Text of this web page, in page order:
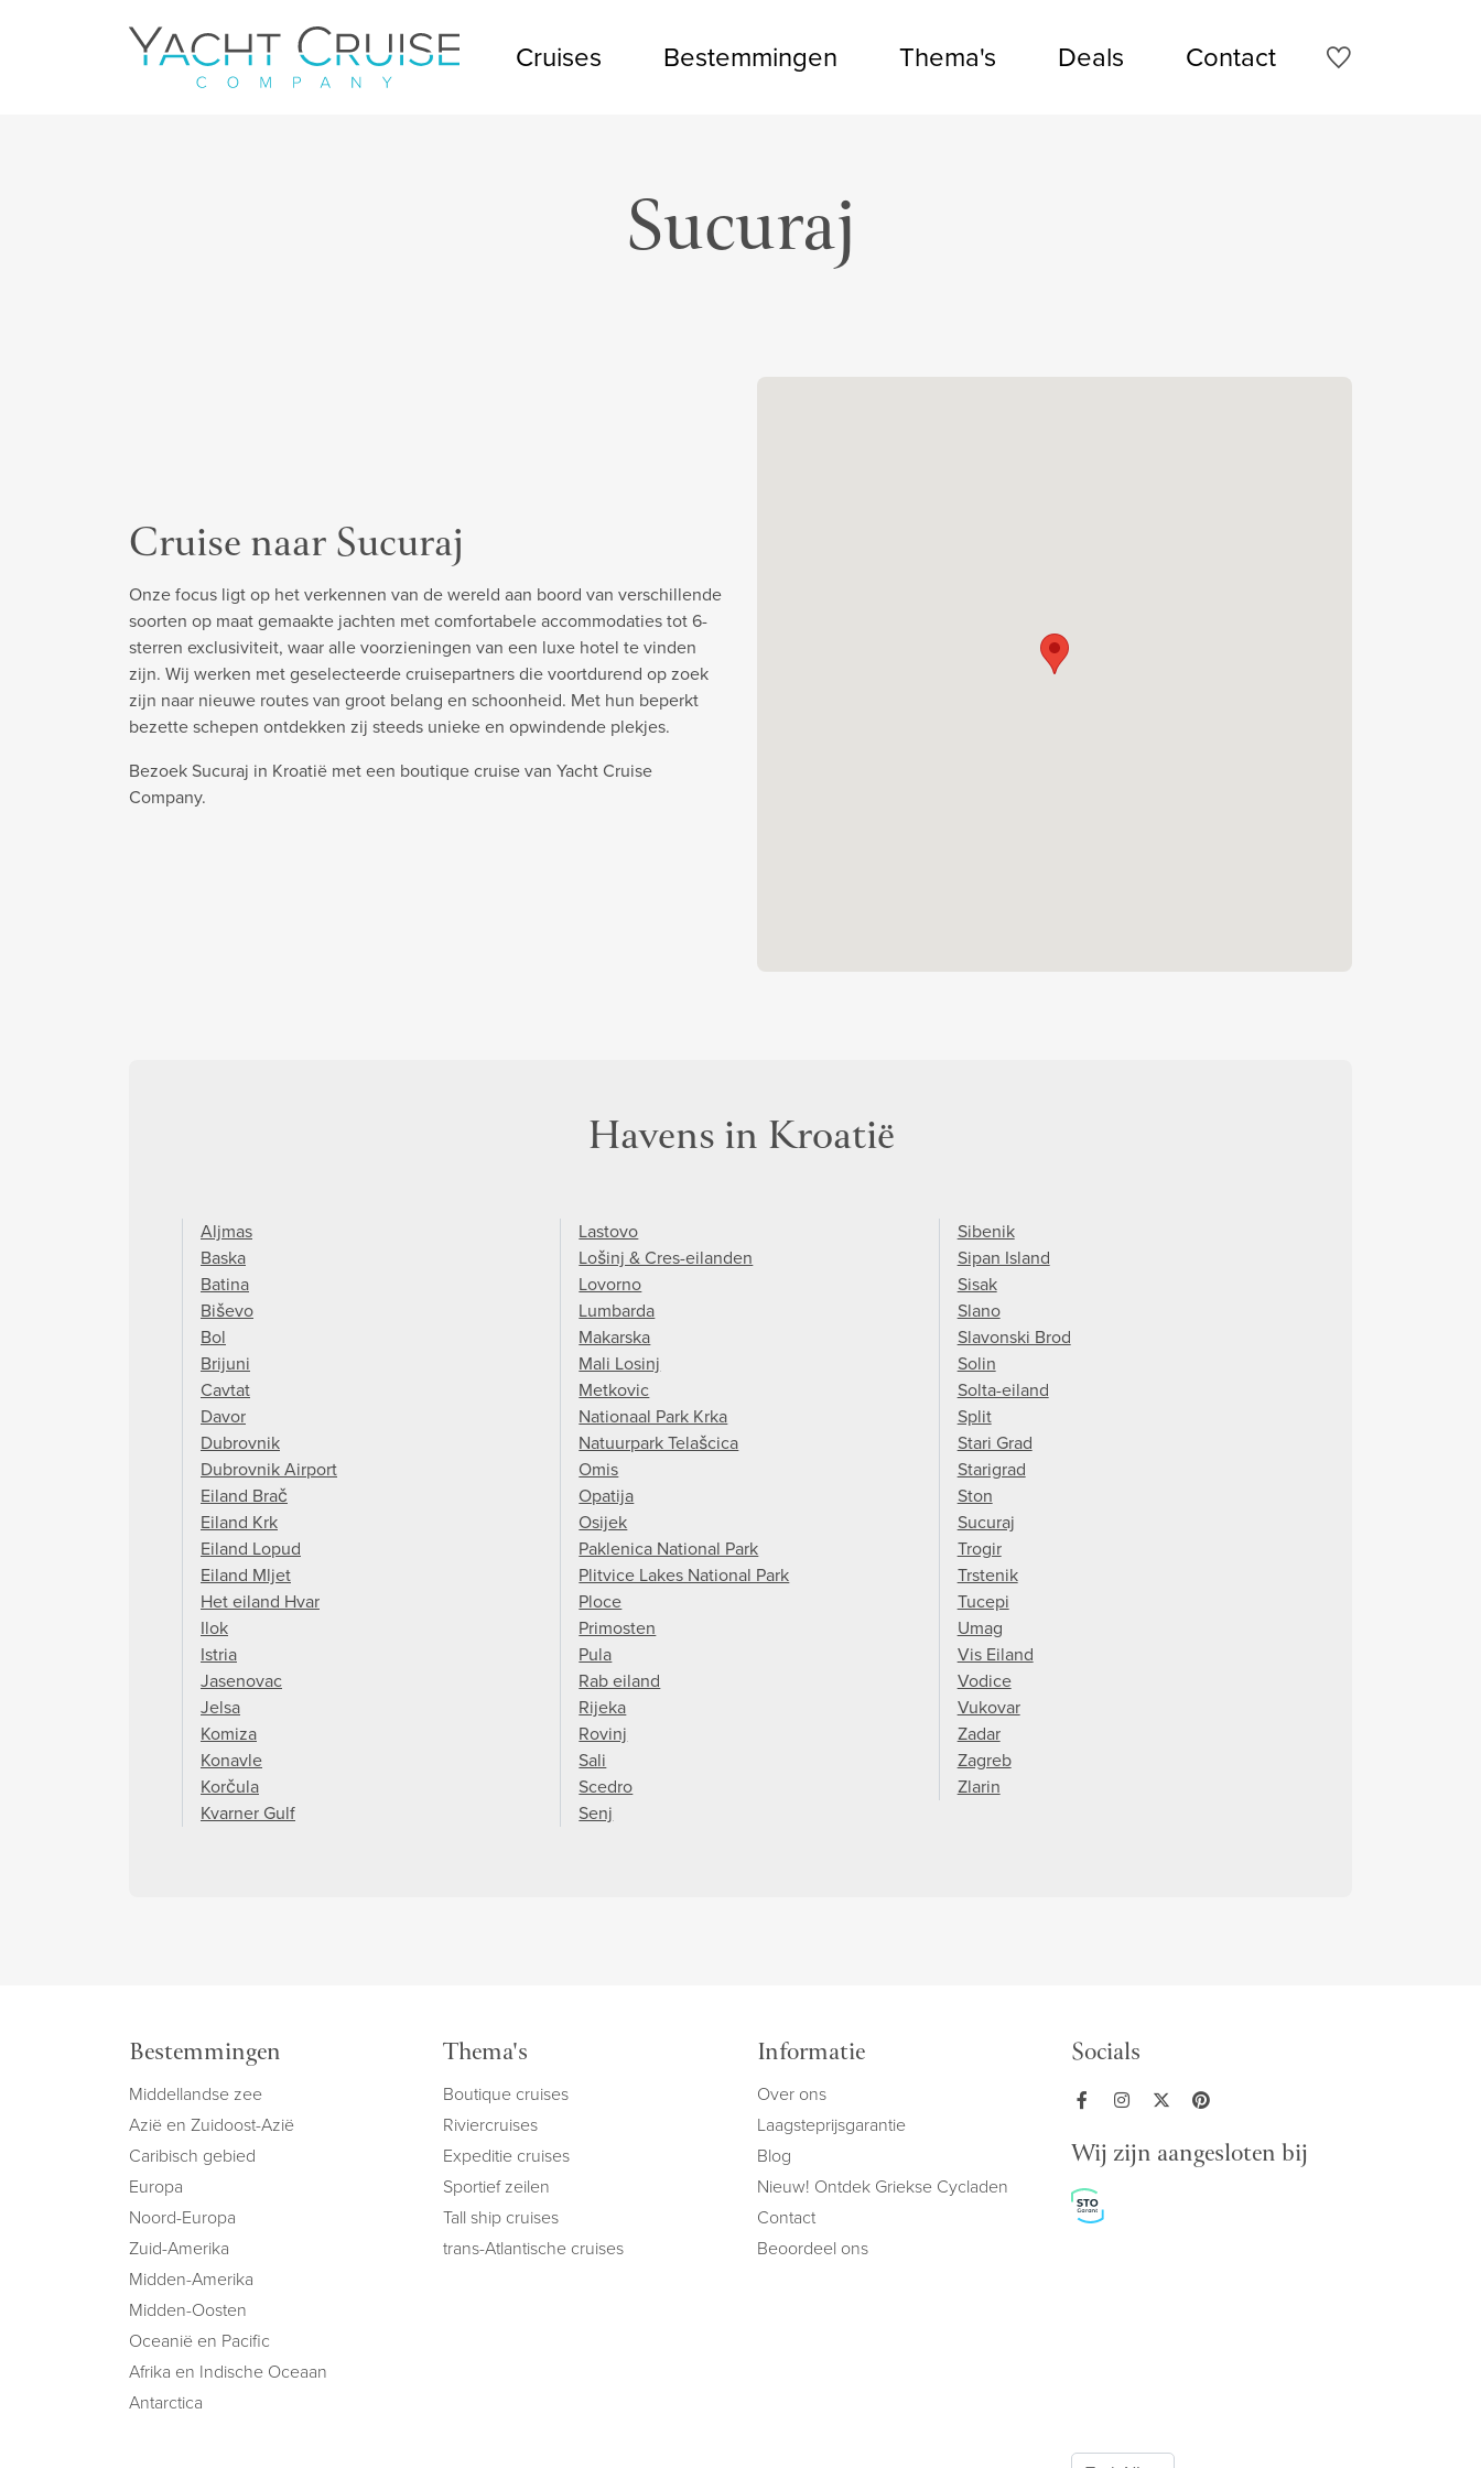
Navigation Cruises Bestemmingen Thema's Deals Contact
Sucuraj
Cruise naar Sucuraj
Onze focus ligt op het verkennen van de wereld aan boord van verschillende
soorten op maat gemaakte jachten met comfortabele accommodaties tot 6-
sterren exclusiviteit, waar alle voorzieningen van een luxe hotel te vinden
zijn. Wij werken met geselecteerde cruisepartners die voortdurend op zoek
zijn naar nieuwe routes van groot belang en schoonheid. Met hun beperkt
bezette schepen ontdekken zij steeds unieke en opwindende plekjes.
Bezoek Sucuraj in Kroatië met een boutique cruise van Yacht Cruise
Company.
Havens in Kroatië
Aljmas
Baska
Batina
Biševo
Bol
Brijuni
Cavtat
Davor
Dubrovnik
Dubrovnik Airport
Eiland Brač
Eiland Krk
Eiland Lopud
Eiland Mljet
Het eiland Hvar
Ilok
Istria
Jasenovac
Jelsa
Komiza
Konavle
Korčula
Kvarner Gulf
Lastovo
Lošinj & Cres-eilanden
Lovorno
Lumbarda
Makarska
Mali Losinj
Metkovic
Nationaal Park Krka
Natuurpark Telašcica
Omis
Opatija
Osijek
Paklenica National Park
Plitvice Lakes National Park
Ploce
Primosten
Pula
Rab eiland
Rijeka
Rovinj
Sali
Scedro
Senj
Sibenik
Sipan Island
Sisak
Slano
Slavonski Brod
Solin
Solta-eiland
Split
Stari Grad
Starigrad
Ston
Sucuraj
Trogir
Trstenik
Tucepi
Umag
Vis Eiland
Vodice
Vukovar
Zadar
Zagreb
Zlarin
Bestemmingen
Middellandse zee
Azië en Zuidoost-Azië
Caribisch gebied
Europa
Noord-Europa
Zuid-Amerika
Midden-Amerika
Midden-Oosten
Oceanië en Pacific
Afrika en Indische Oceaan
Antarctica
Thema's
Boutique cruises
Riviercruises
Expeditie cruises
Sportief zeilen
Tall ship cruises
trans-Atlantische cruises
Informatie
Over ons
Laagsteprijsgarantie
Blog
Nieuw! Ontdek Griekse Cycladen
Contact
Beoordeel ons
Socials
Wij zijn aangesloten bij